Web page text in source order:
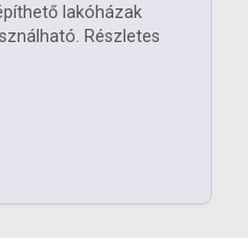
lakóházak
Részletes